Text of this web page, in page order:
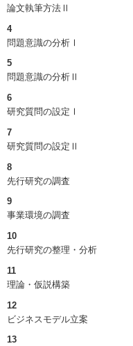
論文執筆方法Ⅱ
4
問題意識の分析Ⅰ
5
問題意識の分析Ⅱ
6
研究質問の設定Ⅰ
7
研究質問の設定Ⅱ
8
先行研究の調査
9
事業環境の調査
10
先行研究の整理・分析
11
理論・仮説構築
12
ビジネスモデル立案
13